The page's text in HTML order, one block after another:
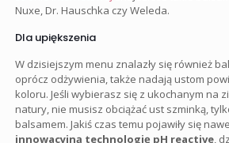
Nuxe, Dr. Hauschka czy Weleda.
Dla upiększenia
W dzisiejszym menu znalazły się również
oprócz odżywienia, także nadają ustom
koloru. Jeśli wybierasz się z ukochanym na
natury, nie musisz obciążać ust szminką,
balsamem. Jakiś czas temu pojawiły się
innowacyjną technologię pH reactive,